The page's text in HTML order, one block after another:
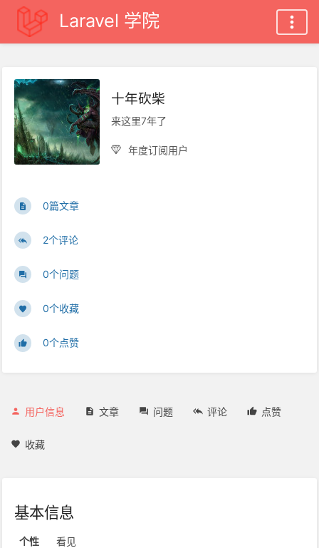
Laravel 学院
十年砍柴
来这里7年了
年度订阅用户
0篇文章
2个评论
0个问题
0个收藏
0个点赞
用户信息 文章 问题 评论 点赞
收藏
基本信息
个性
看见